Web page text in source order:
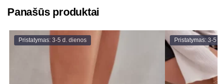
Panašūs produktai
Pristatymas: 3-5 d. dienos Pristatymas: 3-